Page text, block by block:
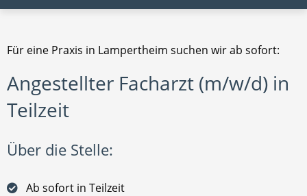
Für eine Praxis in Lampertheim suchen wir ab sofort:
Angestellter Facharzt (m/w/d) in
Teilzeit
Über die Stelle:
Ab sofort in Teilzeit